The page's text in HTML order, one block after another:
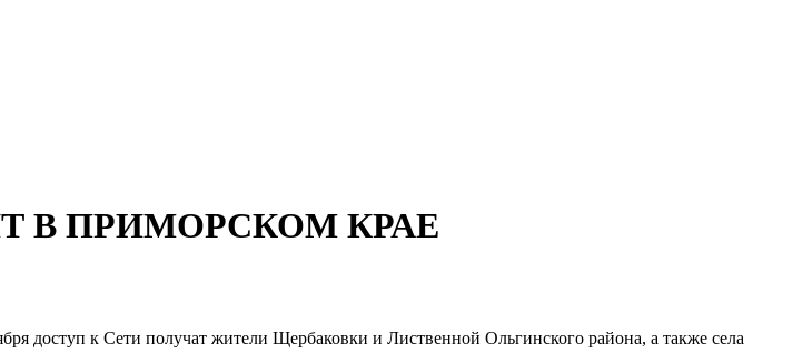
В ПРИМОРСКОМ КРАЕ
доступ к Сети получат жители Щербаковки и Лиственной Ольгинского района, а также села